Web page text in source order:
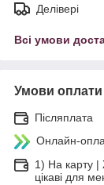
Делівері
Всі умови
Умови оплати
Післяплата
Онлайн-
1) На карту |
цікаві для